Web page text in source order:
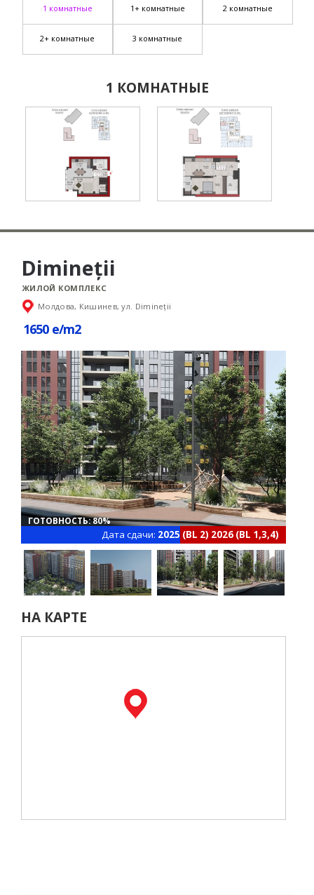
1 комнатные 1+ комнатные 2 комнатные
2+ комнатные 3 комнатные
1 КОМНАТНЫЕ
Dimineții
ЖИЛОЙ КОМПЛЕКС
Молдова, Кишинев, ул. Dimineții
1650 e/m2
ГОТОВНОСТЬ: 80%
Дата сдачи: 2025 (BL 2) 2026 (BL 1,3,4)
НА КАРТЕ